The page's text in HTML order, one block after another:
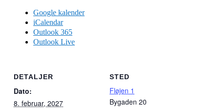
Google kalender
iCalendar
Outlook 365
Outlook Live
DETALJER
Dato:
8. februar, 2027
STED
Fløjen 1
Bygaden 20